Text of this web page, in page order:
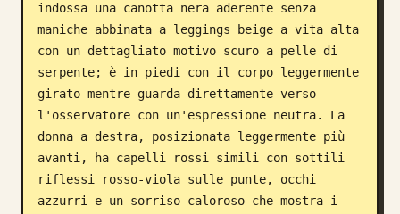
indossa una canotta nera aderente senza
maniche abbinata a leggings beige a vita alta
con un dettagliato motivo scuro a pelle di
serpente; è in piedi con il corpo leggermente
girato mentre guarda direttamente verso
l'osservatore con un'espressione neutra. La
donna a destra, posizionata leggermente più
avanti, ha capelli rossi simili con sottili
riflessi rosso-viola sulle punte, occhi
azzurri e un sorriso caloroso che mostra i